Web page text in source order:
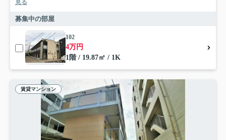
見る
募集中の部屋
102
4万円
1階 / 19.87㎡ / 1K
賃貸マンション